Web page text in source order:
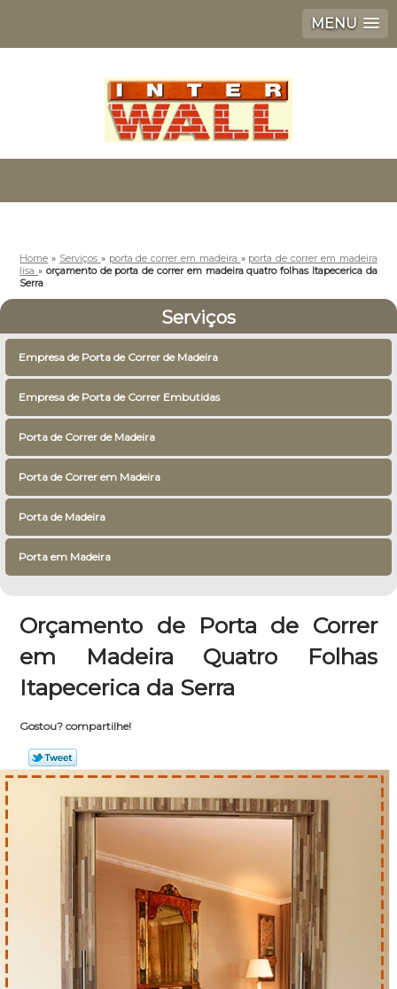
MENU
Home » Serviços » porta de correr em madeira » porta de correr em madeira
lisa» orçamento de porta de correr em madeira quatro folhas Itapecerica da
Serra
Serviços
Empresa de Porta de Correr de Madeira
Empresa de Porta de Correr Embutidas
Porta de Correr de Madeira
Porta de Correr em Madeira
Porta de Madeira
Porta em Madeira
Orçamento de Porta de Correr
em Madeira Quatro Folhas
Itapecerica da Serra
Gostou? compartilhe!